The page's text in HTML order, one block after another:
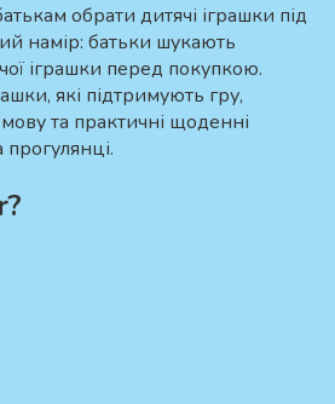
обрати дитячі іграшки під
намір: батьки шукають
іграшки перед покупкою.
які підтримують гру,
та практичні щоденні